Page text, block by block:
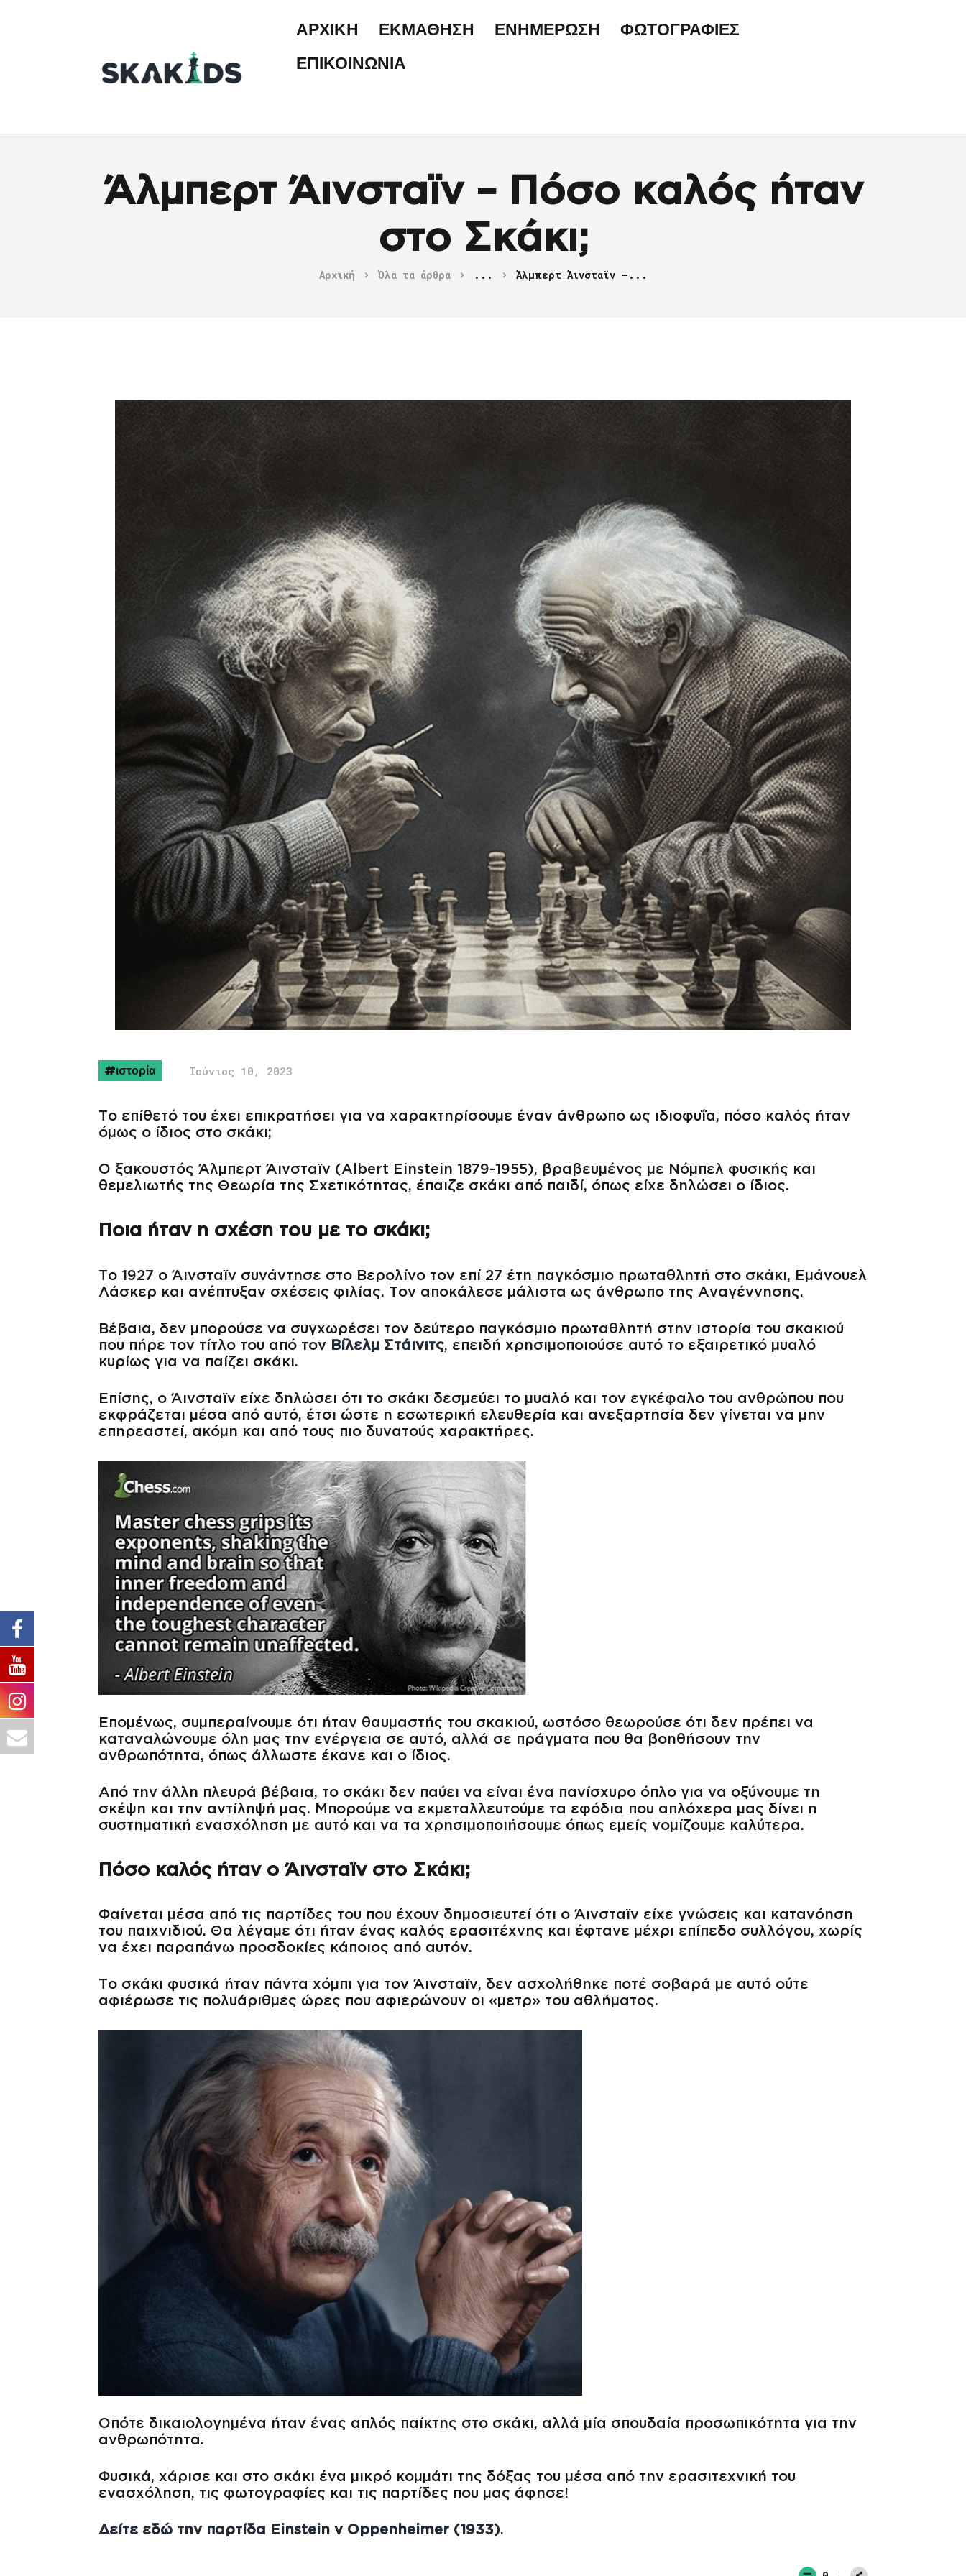
ΑΡΧΙΚΗ ΕΚΜΑΘΗΣΗ ΕΝΗΜΕΡΩΣΗ
ΦΩΤΟΓΡΑΦΙΕΣ
ΕΠΙΚΟΙΝΩΝΙΑ
Άλμπερτ Άινσταϊν – Πόσο καλός ήταν
στο Σκάκι;
Αρχική Όλα τα άρθρα ... Άλμπερτ Άινσταϊν –...
ΑΡΧΙΚΗ
ΕΚΜΑΘΗΣΗ
ιστορία Ιούνιος 10, 2023
Το επίθετό του έχει επικρατήσει για να χαρακτηρίσουμε έναν άνθρωπο ως ιδιοφυΐα, πόσο καλός ήταν
όμως ο ίδιος στο σκάκι;
Ο ξακουστός Άλμπερτ Άινσταϊν (Albert Einstein 1879-1955), βραβευμένος με Νόμπελ φυσικής και
θεμελιωτής της Θεωρία της Σχετικότητας, έπαιζε σκάκι από παιδί, όπως είχε δηλώσει ο ίδιος.
Ποια ήταν η σχέση του με το σκάκι;
Το 1927 ο Άινσταϊν συνάντησε στο Βερολίνο τον επί 27 έτη παγκόσμιο πρωταθλητή στο σκάκι, Εμάνουελ
Λάσκερ και ανέπτυξαν σχέσεις φιλίας. Τον αποκάλεσε μάλιστα ως άνθρωπο της Αναγέννησης.
Βέβαια, δεν μπορούσε να συγχωρέσει τον δεύτερο παγκόσμιο πρωταθλητή στην ιστορία του σκακιού
που πήρε τον τίτλο του από τον
Βίλελμ Στάινιτς, επειδή χρησιμοποιούσε αυτό το εξαιρετικό μυαλό
κυρίως για να παίζει σκάκι.
Επίσης, ο Άινσταϊν είχε δηλώσει ότι το σκάκι δεσμεύει το μυαλό και τον εγκέφαλο του ανθρώπου που
εκφράζεται μέσα από αυτό, έτσι ώστε η εσωτερική ελευθερία και ανεξαρτησία δεν γίνεται να μην
επηρεαστεί, ακόμη και από τους πιο δυνατούς χαρακτήρες.
Επομένως, συμπεραίνουμε ότι ήταν θαυμαστής του σκακιού, ωστόσο θεωρούσε ότι δεν πρέπει να
καταναλώνουμε όλη μας την ενέργεια σε αυτό, αλλά σε πράγματα που θα βοηθήσουν την
ανθρωπότητα, όπως άλλωστε έκανε και ο ίδιος.
Από την άλλη πλευρά βέβαια, το σκάκι δεν παύει να είναι ένα πανίσχυρο όπλο για να οξύνουμε τη
σκέψη και την αντίληψή μας. Μπορούμε να εκμεταλλευτούμε τα εφόδια που απλόχερα μας δίνει η
συστηματική ενασχόληση με αυτό και να τα χρησιμοποιήσουμε όπως εμείς νομίζουμε καλύτερα.
Πόσο καλός ήταν ο Άινσταϊν στο Σκάκι;
Φαίνεται μέσα από τις παρτίδες του που έχουν δημοσιευτεί ότι ο Άινσταϊν είχε γνώσεις και κατανόηση
του παιχνιδιού. Θα λέγαμε ότι ήταν ένας καλός ερασιτέχνης και έφτανε μέχρι επίπεδο συλλόγου, χωρίς
να έχει παραπάνω προσδοκίες κάποιος από αυτόν.
Το σκάκι φυσικά ήταν πάντα χόμπι για τον Άινσταϊν, δεν ασχολήθηκε ποτέ σοβαρά με αυτό ούτε
αφιέρωσε τις πολυάριθμες ώρες που αφιερώνουν οι «μετρ» του αθλήματος.
Οπότε δικαιολογημένα ήταν ένας απλός παίκτης στο σκάκι, αλλά μία σπουδαία προσωπικότητα για την
ανθρωπότητα.
Φυσικά, χάρισε και στο σκάκι ένα μικρό κομμάτι της δόξας του μέσα από την ερασιτεχνική του
ενασχόληση, τις φωτογραφίες και τις παρτίδες που μας άφησε!
Δείτε εδώ την παρτίδα Einstein v Oppenheimer (1933).